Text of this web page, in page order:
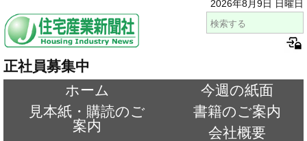
2026年8月9日 日曜日
正社員募集中
ホーム
今週の紙面
見本紙・購読のご
案内
書籍のご案内
会社概要